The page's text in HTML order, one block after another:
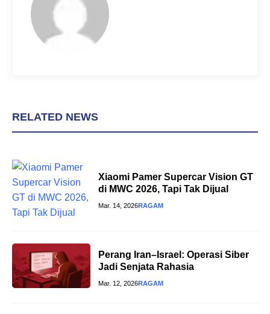
k
RELATED NEWS
Xiaomi Pamer Supercar Vision GT
di MWC 2026, Tapi Tak Dijual
Mar. 14, 2026RAGAM
Perang Iran–Israel: Operasi Siber
Jadi Senjata Rahasia
Mar. 12, 2026RAGAM